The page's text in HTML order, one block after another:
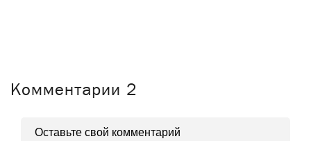
Комментарии 2